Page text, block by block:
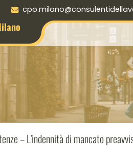
– L’indennità di mancato